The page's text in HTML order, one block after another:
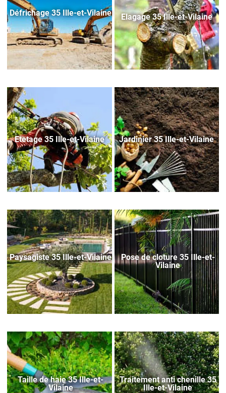
Défrichage 35 Ille-et-Vilaine Elagage 35 Ille-et-Vilaine
Etetage 35 Ille-et-Vilaine Jardinier 35 Ille-et-Vilaine
Paysagiste 35 Ille-et-Vilaine
Pose de cloture 35 Ille-et-
Vilaine
Taille de haie 35 Ille-et-
Vilaine
Traitement anti chenille 35
Ille-et-Vilaine